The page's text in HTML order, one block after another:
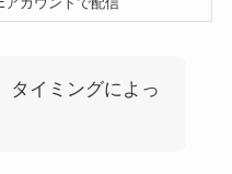
タイミングによっ